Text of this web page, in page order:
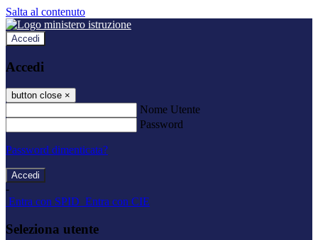
Salta al contenuto
Accedi
Accedi
button close ×
Nome Utente
Password
Password dimenticata?
-
Entra con SPID Entra con CIE
Seleziona utente